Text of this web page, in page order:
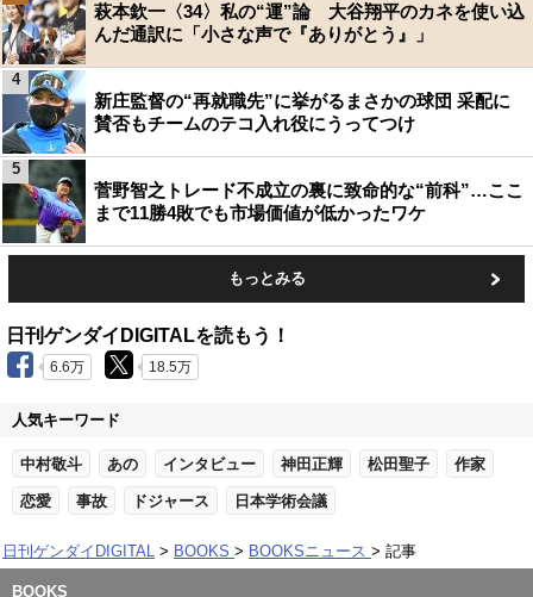
萩本欽一〈34〉私の“運”論 大谷翔平のカネを使い込
んだ通訳に「小さな声で『ありがとう』」
新庄監督の“再就職先”に挙がるまさかの球団 采配に
賛否もチームのテコ入れ役にうってつけ
4
菅野智之トレード不成立の裏に致命的な“前科”…ここ
まで11勝4敗でも市場価値が低かったワケ
5
もっとみる
日刊ゲンダイDIGITALを読もう！
6.6万 18.5万
人気キーワード
中村敬斗 あの インタビュー 神田正輝 松田聖子 作家
恋愛 事故 ドジャース 日本学術会議
日刊ゲンダイDIGITAL BOOKS BOOKSニュース 記事
BOOKS